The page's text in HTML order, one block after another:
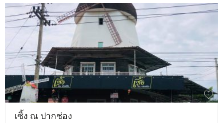
เซิ้ง ณ ปากช่อง